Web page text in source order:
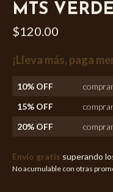
MTS
$120.00
¡Lleva más, paga
10% OFF
15% OFF
20% OFF
Envío gratis superando
No acumulable con otras